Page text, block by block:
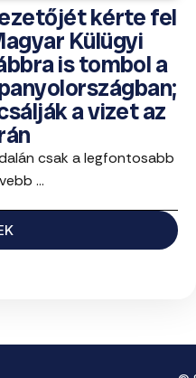
kérte fel
Külügyi
is tombol a
a vizet az
csak a legfontosabb
...